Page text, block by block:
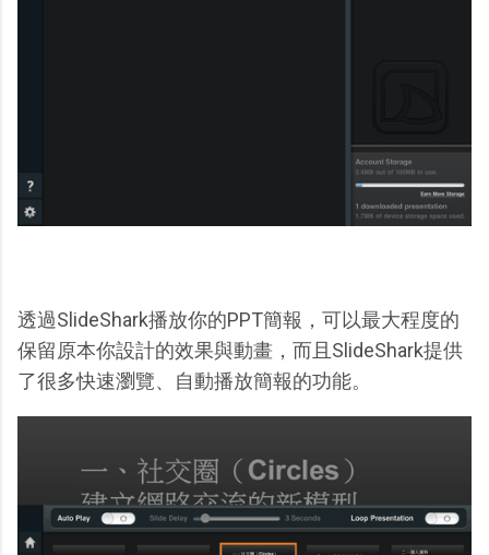
透過SlideShark播放你的PPT簡報，可以最大程度的
保留原本你設計的效果與動畫，而且SlideShark提供
了很多快速瀏覽、自動播放簡報的功能。